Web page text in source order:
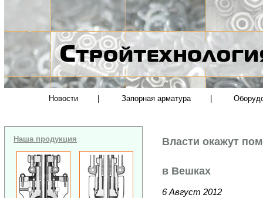
Новости Запорная арматура
Наша продукция Власти окажут
в Вешках
6 Август 2012